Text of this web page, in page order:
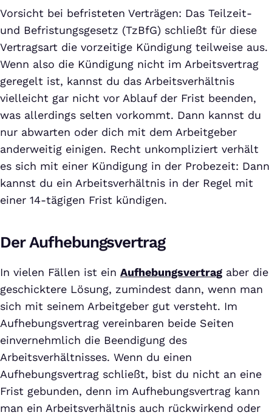
Vorsicht bei befristeten Verträgen: Das Teilzeit-
und Befristungsgesetz (TzBfG) schließt für diese
Vertragsart die vorzeitige Kündigung teilweise aus.
Wenn also die Kündigung nicht im Arbeitsvertrag
geregelt ist, kannst du das Arbeitsverhältnis
vielleicht gar nicht vor Ablauf der Frist beenden,
was allerdings selten vorkommt. Dann kannst du
nur abwarten oder dich mit dem Arbeitgeber
anderweitig einigen. Recht unkompliziert verhält
es sich mit einer Kündigung in der Probezeit: Dann
kannst du ein Arbeitsverhältnis in der Regel mit
einer 14-tägigen Frist kündigen.
Der Aufhebungsvertrag
In vielen Fällen ist ein Aufhebungsvertrag aber die
geschicktere Lösung, zumindest dann, wenn man
sich mit seinem Arbeitgeber gut versteht. Im
Aufhebungsvertrag vereinbaren beide Seiten
einvernehmlich die Beendigung des
Arbeitsverhältnisses. Wenn du einen
Aufhebungsvertrag schließt, bist du nicht an eine
Frist gebunden, denn im Aufhebungsvertrag kann
man ein Arbeitsverhältnis auch rückwirkend oder